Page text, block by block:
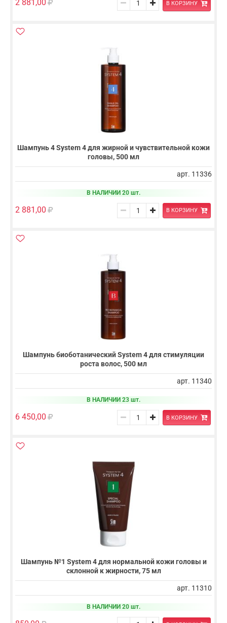
2 881,00 В КОРЗИНУ
Шампунь 4 System 4 для жирной и чувствительной кожи
головы, 500 мл
арт. 11336
В НАЛИЧИИ 20 шт.
2 881,00 В КОРЗИНУ
Шампунь биоботанический System 4 для стимуляции
роста волос, 500 мл
арт. 11340
В НАЛИЧИИ 23 шт.
6 450,00 В КОРЗИНУ
Шампунь №1 System 4 для нормальной кожи головы и
склонной к жирности, 75 мл
арт. 11310
В НАЛИЧИИ 20 шт.